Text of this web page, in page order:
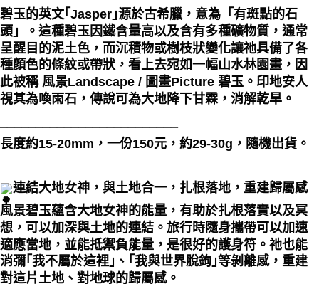
付款後門市自取
免運費
碧玉的英文｢Jasper｣源於古希臘，意為「有斑點的石
頭」。這種碧玉因鐵含量高以及含有多種礦物質，通常
呈醒目的泥土色，而沉積物或樹枝狀變化讓祂具備了各
種顏色的條紋或帶狀，看上去宛如一幅山水林園畫，因
此被稱 風景Landscape / 圖畫Picture 碧玉。印地安人
視其為喚雨石，傳說可為大地降下甘霖，消解乾旱。
長度約15-20mm，一份150元，約29-30g，隨機出貨。
連結大地女神，與土地合一，扎根落地，重建歸屬感
風景碧玉蘊含大地女神的能量，有助於扎根落實以及冥
想，可以加深與土地的連結。旅行時隨身攜帶可以加速
適應當地，並能抵禦負能量，是很好的護身符。祂也能
消彌｢我不屬於這裡｣、｢我與世界脫鉤｣等剝離感，重建
對這片土地、對地球的歸屬感。